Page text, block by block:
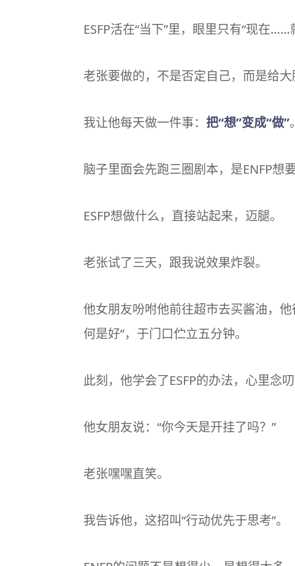
ESFP活在“当下”里，眼里只有“现在……
老张要做的，不是否定自己，而是给大
我让他每天做一件事： 把“想”变成“做”。
脑子里面会先跑三圈剧本，是ENFP
ESFP想做什么，直接站起来，迈腿。
老张试了三天，跟我说效果炸裂。
他女朋友吩咐他前往超市去买酱油，
何是好”，于门口伫立五分钟。
此刻，他学会了ESFP的办法，心里念
他女朋友说：“你今天是开挂了吗？”
老张嘿嘿直笑。
我告诉他，这招叫“行动优先于思考”。